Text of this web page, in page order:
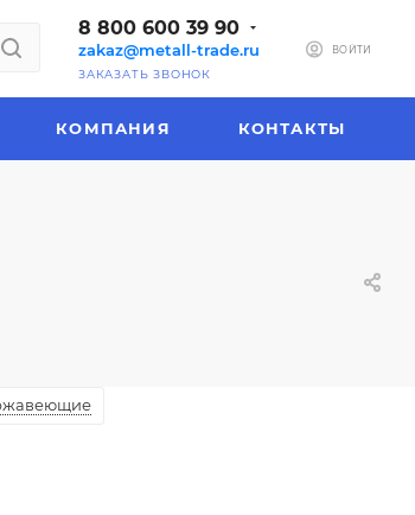
8 800 600 39 90
zakaz@metall-trade.ru
ЗАКАЗАТЬ ЗВОНОК
ВОЙТИ
КОМПАНИЯ КОНТАКТЫ